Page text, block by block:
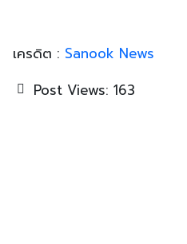
เครดิต : Sanook News
Post Views: 163